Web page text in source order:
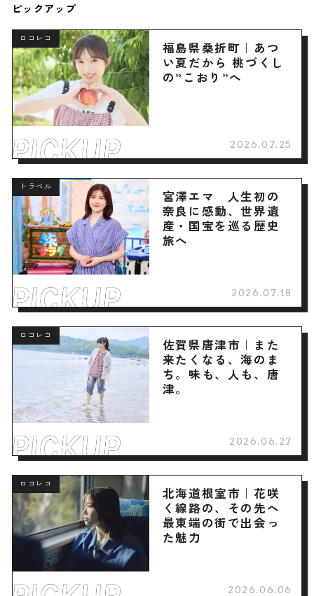
ピックアップ
ロコレコ
福島県桑折町｜あつ
い夏だから 桃づくし
の”こおり”へ
2026.07.25
トラベル
宮澤エマ 人生初の
奈良に感動、世界遺
産・国宝を巡る歴史
旅へ
2026.07.18
ロコレコ
佐賀県唐津市｜また
来たくなる、海のま
ち。味も、人も、唐
津。
2026.06.27
ロコレコ
北海道根室市｜花咲
く線路の、その先へ
最東端の街で出会っ
た魅力
2026.06.06